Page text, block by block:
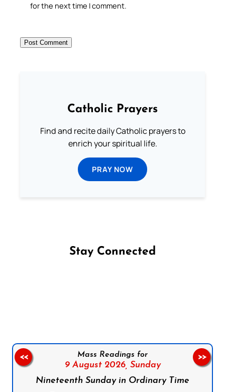
for the next time I comment.
Catholic Prayers
Find and recite daily Catholic prayers to
enrich your spiritual life.
PRAY NOW
Stay Connected
Mass Readings for
9 August 2026, Sunday
Nineteenth Sunday in Ordinary Time
<< >>